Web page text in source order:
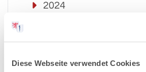
Diese Webseite verwendet Cookies
2024
2022